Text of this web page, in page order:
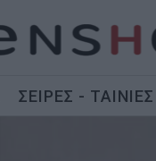
ΣΕΙΡΕΣ - ΤΑΙΝΙΕΣ